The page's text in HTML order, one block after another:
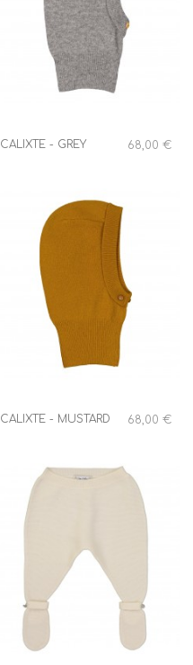
CALIXTE - GREY 68,00 €
CALIXTE - MUSTARD 68,00 €